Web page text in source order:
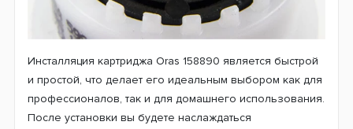
Инсталляция картриджа Oras 158890 является быстрой
и простой, что делает его идеальным выбором как для
профессионалов, так и для домашнего использования.
После установки вы будете наслаждаться